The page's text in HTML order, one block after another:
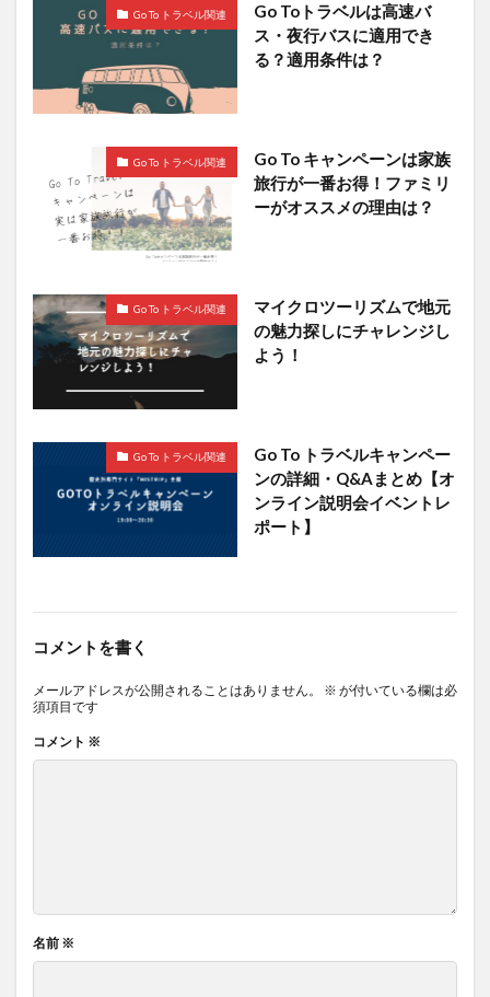
Go To トラベル関連
Go Toトラベルは高速バ
ス・夜行バスに適用でき
る？適用条件は？
Go To トラベル関連
Go To キャンペーンは家族
旅行が一番お得！ファミリ
ーがオススメの理由は？
Go To トラベル関連
マイクロツーリズムで地元
の魅力探しにチャレンジし
よう！
Go To トラベル関連
Go To トラベルキャンペー
ンの詳細・Q&Aまとめ【オ
ンライン説明会イベントレ
ポート】
コメントを書く
メールアドレスが公開されることはありません。 ※ が付いている欄は必
須項目です
コメント ※
名前 ※